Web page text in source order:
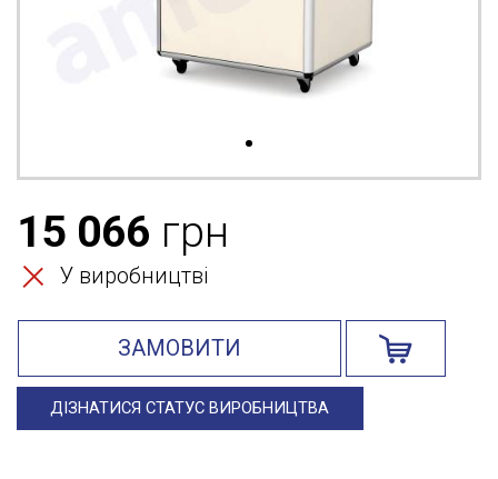
15 066 грн
У виробництві
ЗАМОВИТИ
ДІЗНАТИСЯ СТАТУС ВИРОБНИЦТВА